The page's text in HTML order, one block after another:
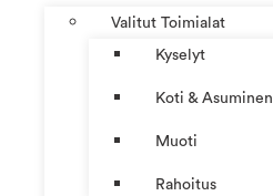
Valitut Toimialat
Kyselyt
Koti & Asuminen
Muoti
Rahoitus